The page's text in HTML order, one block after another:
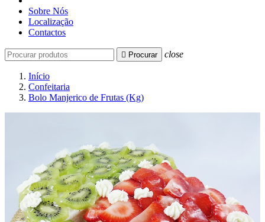
Sobre Nós
Localização
Contactos
 Procurar close
Início
Confeitaria
Bolo Manjerico de Frutas (Kg)